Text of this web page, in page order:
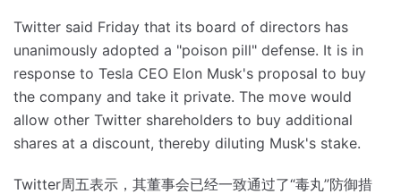
Twitter said Friday that its board of directors has
unanimously adopted a "poison pill" defense. It is in
response to Tesla CEO Elon Musk's proposal to buy
the company and take it private. The move would
allow other Twitter shareholders to buy additional
shares at a discount, thereby diluting Musk's stake.
Twitter周五表示，其董事会已经一致通过了“毒丸”防御措